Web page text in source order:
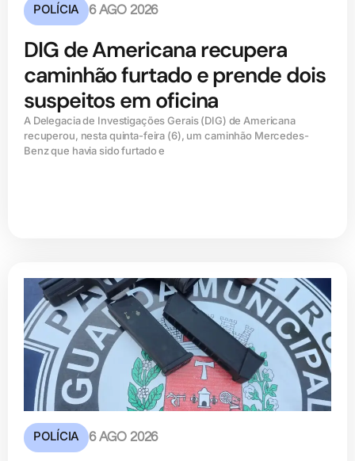
POLÍCIA 6 AGO 2026
DIG de Americana recupera
caminhão furtado e prende dois
suspeitos em oficina
A Delegacia de Investigações Gerais (DIG) de Americana
recuperou, nesta quinta-feira (6), um caminhão Mercedes-
Benz que havia sido furtado e
POLÍCIA 6 AGO 2026